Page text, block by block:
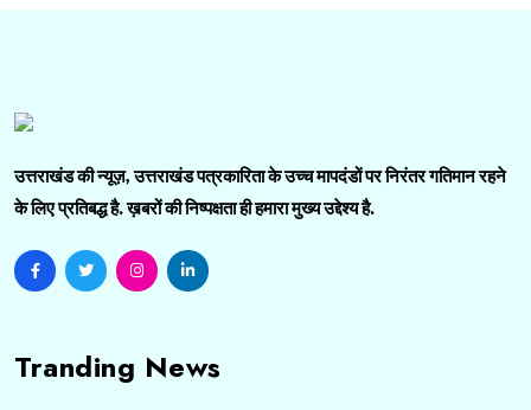
उत्तराखंड की न्यूज़, उत्तराखंड पत्रकारिता के उच्च मापदंडों पर निरंतर गतिमान रहने
के लिए प्रतिबद्ध है. ख़बरों की निष्पक्षता ही हमारा मुख्य उद्देश्य है.
Tranding News